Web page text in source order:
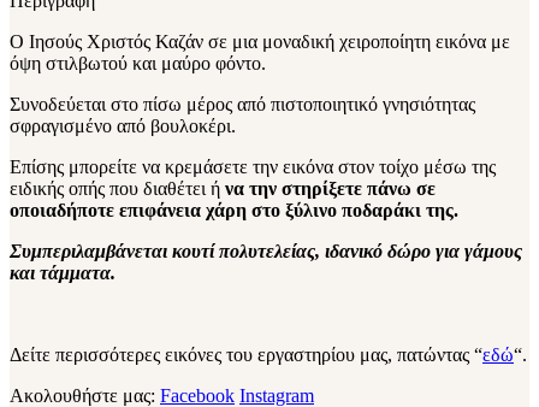
Ο Ιησούς Χριστός Καζάν σε μια μοναδική χειροποίητη εικόνα με
όψη στιλβωτού και μαύρο φόντο.
Συνοδεύεται στο πίσω μέρος από πιστοποιητικό γνησιότητας
σφραγισμένο από βουλοκέρι.
Επίσης μπορείτε να κρεμάσετε την εικόνα στον τοίχο μέσω της
ειδικής οπής που διαθέτει ή να την στηρίξετε πάνω σε
οποιαδήποτε επιφάνεια χάρη στο ξύλινο ποδαράκι της.
Συμπεριλαμβάνεται κουτί πολυτελείας, ιδανικό δώρο για γάμους
και τάμματα.
Δείτε περισσότερες εικόνες του εργαστηρίου μας, πατώντας “εδώ“.
Ακολουθήστε μας: Facebook Instagram